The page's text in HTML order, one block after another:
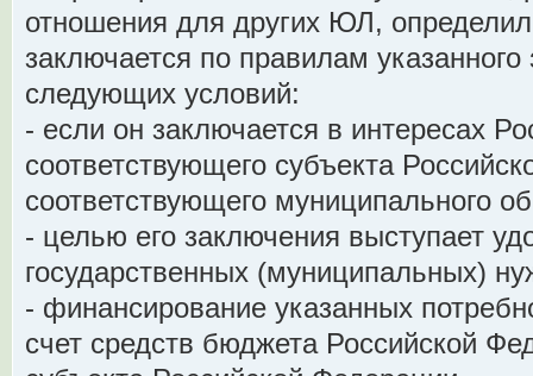
отношения для других ЮЛ,
заключается по правилам
следующих условий:
- если он заключается в интересах
соответствующего субъекта
соответствующего муниципального
- целью его заключения выступает
государственных (муниципальных)
- финансирование указанных
счет средств бюджета Российской